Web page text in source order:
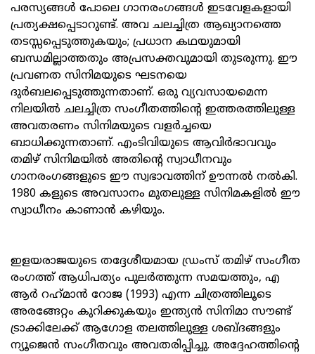
പരസ്യങ്ങൾ പോലെ ഗാനരംഗങ്ങൾ ഇടവേളകളായി
പ്രത്യക്ഷപ്പെടാറുണ്ട്. അവ ചലച്ചിത്ര ആഖ്യാനത്തെ
തടസ്സപ്പെടുത്തുകയും; പ്രധാന കഥയുമായി
ബന്ധമില്ലാത്തതും അപ്രസക്തവുമായി തുടരുന്നു. ഈ
പ്രവണത സിനിമയുടെ ഘടനയെ
ദുർബലപ്പെടുത്തുന്നതാണ്. ഒരു വ്യവസായമെന്ന
നിലയിൽ ചലച്ചിത്ര സംഗീതത്തിന്റെ ഇത്തരത്തിലുള്ള
അവതരണം സിനിമയുടെ വളർച്ചയെ
ബാധിക്കുന്നതാണ്. എംടിവിയുടെ ആവിർഭാവവും
തമിഴ് സിനിമയിൽ അതിന്റെ സ്വാധീനവും
ഗാനരംഗങ്ങളുടെ ഈ സ്വഭാവത്തിന് ഊന്നൽ നൽകി.
1980 കളുടെ അവസാനം മുതലുള്ള സിനിമകളിൽ ഈ
സ്വാധീനം കാണാൻ കഴിയും.
ഇളയരാജയുടെ തദ്ദേശീയമായ ഡ്രംസ് തമിഴ് സംഗീത
രംഗത്ത് ആധിപത്യം പുലർത്തുന്ന സമയത്തും, എ
ആർ റഹ്‌മാൻ റോജ (1993) എന്ന ചിത്രത്തിലൂടെ
അരങ്ങേറ്റം കുറിക്കുകയും ഇന്ത്യൻ സിനിമാ സൗണ്ട്
ട്രാക്കിലേക്ക് ആഗോള തലത്തിലുള്ള ശബ്ദങ്ങളും
ന്യൂജെൻ സംഗീതവും അവതരിപ്പിച്ചു. അദ്ദേഹത്തിന്റെ